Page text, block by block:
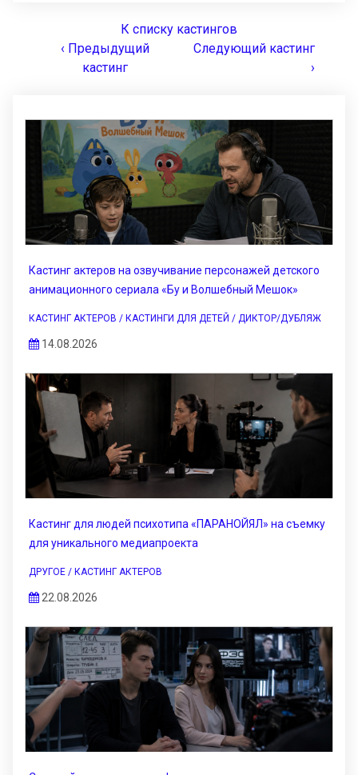
К списку кастингов
‹ Предыдущий
кастинг
Следующий кастинг
›
Кастинг актеров на озвучивание персонажей детского
анимационного сериала «Бу и Волшебный Мешок»
КАСТИНГ АКТЕРОВ / КАСТИНГИ ДЛЯ ДЕТЕЙ / ДИКТОР/ДУБЛЯЖ
14.08.2026
Кастинг для людей психотипа «ПАРАНОЙЯЛ» на съемку
для уникального медиапроекта
ДРУГОЕ / КАСТИНГ АКТЕРОВ
22.08.2026